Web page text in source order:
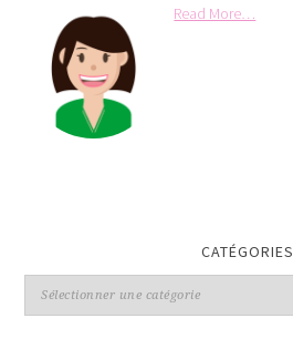
Read More…
CATÉGORIES